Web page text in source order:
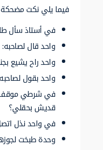
فيما يلينكت
في أستاذ سأل
واحد قال
واحد راح يشيع
واحد بقول
في شرطي موقف
قديش بحقلي؟
في واحد نذل
وحدة طبخت